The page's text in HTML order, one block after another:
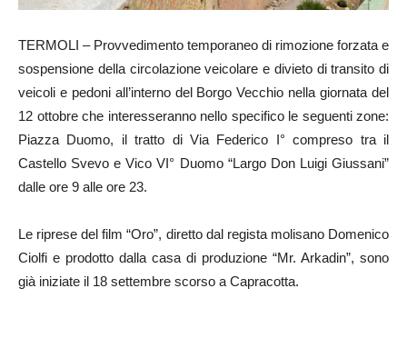
TERMOLI – Provvedimento temporaneo di rimozione forzata e
sospensione della circolazione veicolare e divieto di transito di
veicoli e pedoni all’interno del Borgo Vecchio nella giornata del
12 ottobre che interesseranno nello specifico le seguenti zone:
Piazza Duomo, il tratto di Via Federico I° compreso tra il
Castello Svevo e Vico VI° Duomo “Largo Don Luigi Giussani”
dalle ore 9 alle ore 23.
Le riprese del film “Oro”, diretto dal regista molisano Domenico
Ciolfi e prodotto dalla casa di produzione “Mr. Arkadin”, sono
già iniziate il 18 settembre scorso a Capracotta.